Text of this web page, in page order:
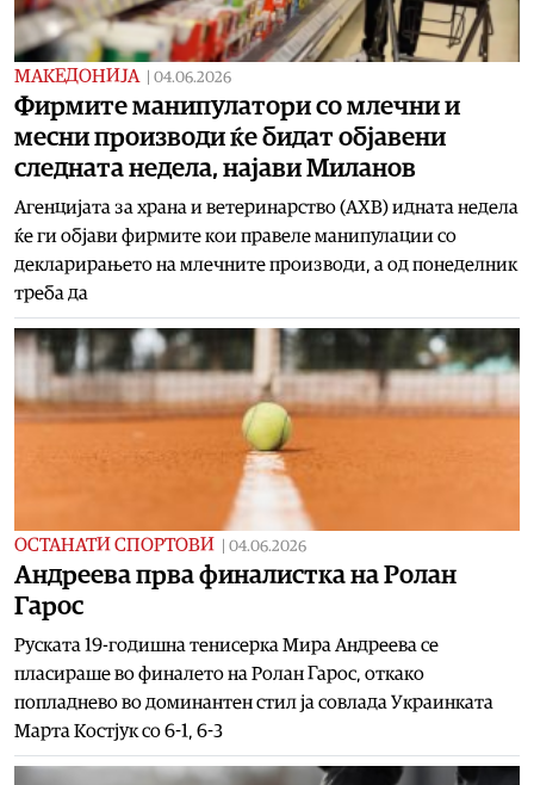
МАКЕДОНИЈА 04.06.2026
Фирмите манипулатори со млечни и
месни производи ќе бидат објавени
следната недела, најави Миланов
Агенцијата за храна и ветеринарство (АХВ) идната недела
ќе ги објави фирмите кои правеле манипулации со
декларирањето на млечните производи, а од понеделник
треба да
ОСТАНАТИ СПОРТОВИ 04.06.2026
Андреева прва финалистка на Ролан
Гарос
Руската 19-годишна тенисерка Мира Андреева се
пласираше во финалето на Ролан Гарос, откако
попладнево во доминантен стил ја совлада Украинката
Марта Костјук со 6-1, 6-3